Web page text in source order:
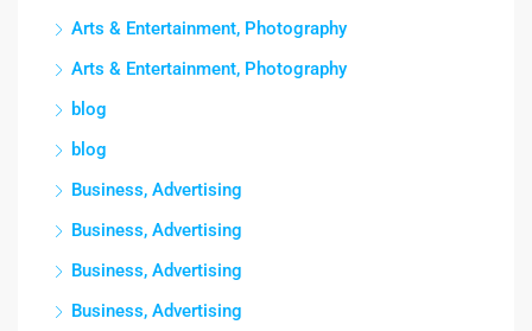
Arts & Entertainment, Photography
Arts & Entertainment, Photography
blog
blog
Business, Advertising
Business, Advertising
Business, Advertising
Business, Advertising